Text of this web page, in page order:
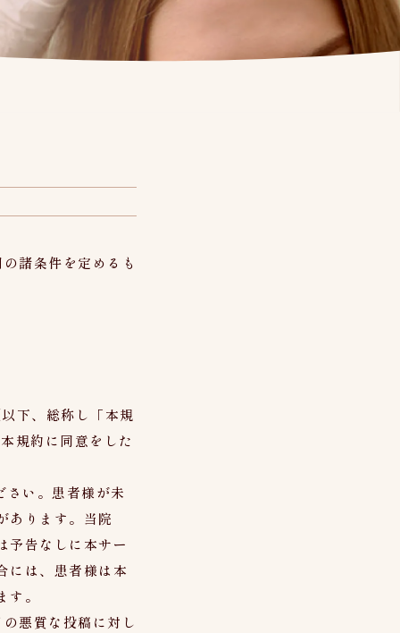
諸条件を定めるも
下、総称し「本規
規約に同意をした
い。患者様が未
あります。当院
予告なしに本サー
には、患者様は本
。
悪質な投稿に対し